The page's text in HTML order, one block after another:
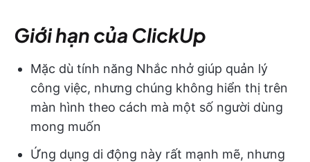
Giới hạn của ClickUp
Mặc dù tính năng Nhắc nhở giúp quản lý
công việc, nhưng chúng không hiển thị trên
màn hình theo cách mà một số người dùng
mong muốn
Ứng dụng di động này rất mạnh mẽ, nhưng